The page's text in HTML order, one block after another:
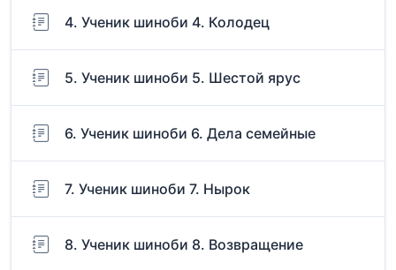
4. Ученик шиноби 4. Колодец
5. Ученик шиноби 5. Шестой ярус
6. Ученик шиноби 6. Дела семейные
7. Ученик шиноби 7. Нырок
8. Ученик шиноби 8. Возвращение